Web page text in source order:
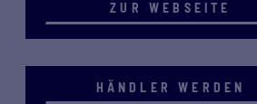
ZUR WEBSEITE
HÄNDLER WERDEN